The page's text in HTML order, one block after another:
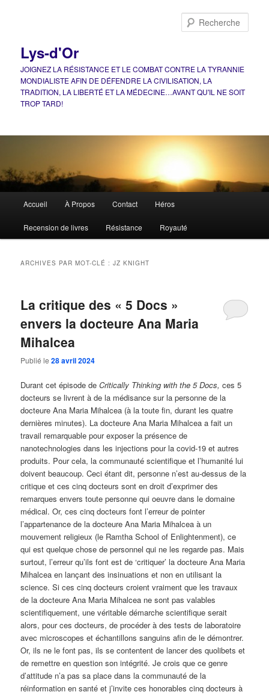
Lys-d'Or
JOIGNEZ LA RÉSISTANCE ET LE COMBAT CONTRE LA TYRANNIE
MONDIALISTE AFIN DE DÉFENDRE LA CIVILISATION, LA
TRADITION, LA LIBERTÉ ET LA MÉDECINE…AVANT QU'IL NE SOIT
TROP TARD!
principal
Accueil À Propos Contact Héros
Recension de livres Résistance Royauté
ARCHIVES PAR MOT-CLÉ :JZ KNIGHT
La critique des « 5 Docs »
envers la docteure Ana Maria
Mihalcea
Publié le28 avril 2024
Durant cet épisode deCritically Thinking with the 5 Docs,ces 5
docteurs se livrent à de la médisance sur la personne de la
docteure Ana Maria Mihalcea (à la toute fin, durant les quatre
dernières minutes). La docteure Ana Maria Mihalcea a fait un
travail remarquable pour exposer la présence de
nanotechnologies dans les injections pour la covid-19 et autres
produits. Pour cela, la communauté scientifique et l’humanité lui
doivent beaucoup. Ceci étant dit, personne n’est au-dessus de la
critique et ces cinq docteurs sont en droit d’exprimer des
remarques envers toute personne qui oeuvre dans le domaine
médical. Or, ces cinq docteurs font l’erreur de pointer
l’appartenance de la docteure Ana Maria Mihalcea à un
mouvement religieux (le Ramtha School of Enlightenment), ce
qui est quelque chose de personnel qui ne les regarde pas. Mais
surtout, l’erreur qu’ils font est de ‘critiquer’ la docteure Ana Maria
Mihalcea en lançant des insinuations et non en utilisant la
science. Si ces cinq docteurs croient vraiment que les travaux
de la docteure Ana Maria Mihalcea ne sont pas valables
scientifiquement, une véritable démarche scientifique serait
alors, pour ces docteurs, de procéder à des tests de laboratoire
avec microscopes et échantillons sanguins afin de le démontrer.
Or, ils ne le font pas, ils se contentent de lancer des quolibets et
de remettre en question son intégrité. Je crois que ce genre
d’attitude n’a pas sa place dans la communauté de la
réinformation en santé et j’invite ces honorables cinq docteurs à